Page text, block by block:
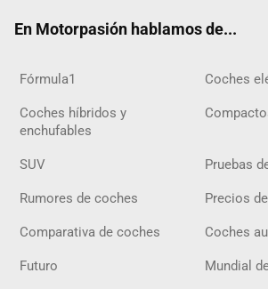
En Motorpasión hablamos de...
Fórmula1 Coches
Coches híbridos y
enchufables
SUV Pruebas
Rumores de coches Precios
Comparativa de coches Coches
Futuro Mundial